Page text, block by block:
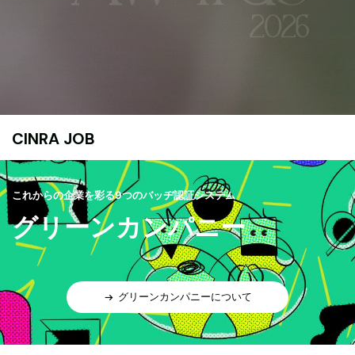
CINRA JOB
これからの企業を彩る9つのバッヂ認証システム
グリーンカンパニー
グリーンカンパニーについて